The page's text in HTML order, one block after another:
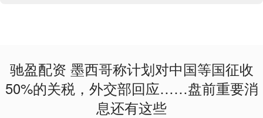
驰盈配资 墨西哥称计划对中国等国征收
50%的关税，外交部回应……盘前重要消
息还有这些